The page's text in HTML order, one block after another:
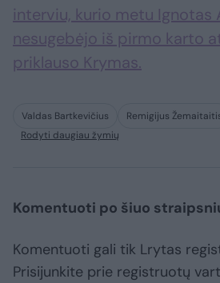
interviu, kurio metu Ignotas
nesugebėjo iš pirmo karto
priklauso Krymas.
Valdas Bartkevičius Remigijus
Rodyti daugiau žymių
Komentuoti po šiuo
Komentuoti gali tik Lrytas
Prisijunkite prie registruotų